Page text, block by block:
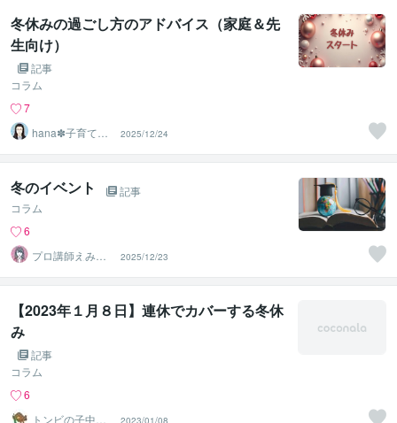
冬休みの過ごし方のアドバイス（家庭＆先
生向け）
記事
コラム
7
hana✽子育てと
教員のサポータ
ー
2025/12/24
冬のイベント
記事
コラム
6
プロ講師えみ｜
行政書士事務所×
個別塾
2025/12/23
【2023年１月８日】連休でカバーする冬休
み
記事
コラム
6
トンビの子中学
2023/01/08